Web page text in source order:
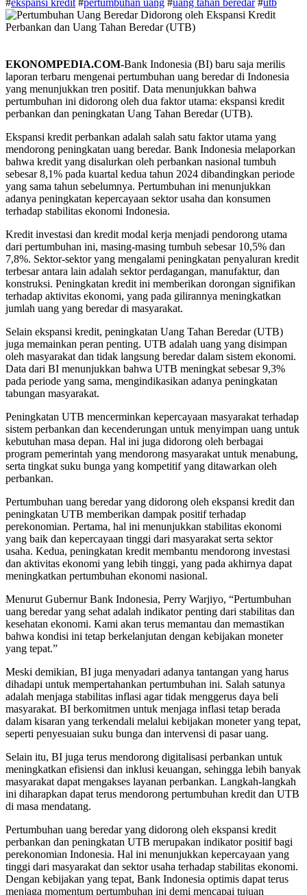
#ekspansi kredit #pertumbuhan uang #uang tahan beredar#utb
EKONOMPEDIA.COM-Bank Indonesia (BI) baru saja merilis
laporan terbaru mengenai pertumbuhan uang beredar di Indonesia
yang menunjukkan tren positif. Data menunjukkan bahwa
pertumbuhan ini didorong oleh dua faktor utama: ekspansi kredit
perbankan dan peningkatan Uang Tahan Beredar (UTB).
Ekspansi kredit perbankan adalah salah satu faktor utama yang
mendorong peningkatan uang beredar. Bank Indonesia melaporkan
bahwa kredit yang disalurkan oleh perbankan nasional tumbuh
sebesar 8,1% pada kuartal kedua tahun 2024 dibandingkan periode
yang sama tahun sebelumnya. Pertumbuhan ini menunjukkan
adanya peningkatan kepercayaan sektor usaha dan konsumen
terhadap stabilitas ekonomi Indonesia.
Kredit investasi dan kredit modal kerja menjadi pendorong utama
dari pertumbuhan ini, masing-masing tumbuh sebesar 10,5% dan
7,8%. Sektor-sektor yang mengalami peningkatan penyaluran kredit
terbesar antara lain adalah sektor perdagangan, manufaktur, dan
konstruksi. Peningkatan kredit ini memberikan dorongan signifikan
terhadap aktivitas ekonomi, yang pada gilirannya meningkatkan
jumlah uang yang beredar di masyarakat.
Selain ekspansi kredit, peningkatan Uang Tahan Beredar (UTB)
juga memainkan peran penting. UTB adalah uang yang disimpan
oleh masyarakat dan tidak langsung beredar dalam sistem ekonomi.
Data dari BI menunjukkan bahwa UTB meningkat sebesar 9,3%
pada periode yang sama, mengindikasikan adanya peningkatan
tabungan masyarakat.
Peningkatan UTB mencerminkan kepercayaan masyarakat terhadap
sistem perbankan dan kecenderungan untuk menyimpan uang untuk
kebutuhan masa depan. Hal ini juga didorong oleh berbagai
program pemerintah yang mendorong masyarakat untuk menabung,
serta tingkat suku bunga yang kompetitif yang ditawarkan oleh
perbankan.
Pertumbuhan uang beredar yang didorong oleh ekspansi kredit dan
peningkatan UTB memberikan dampak positif terhadap
perekonomian. Pertama, hal ini menunjukkan stabilitas ekonomi
yang baik dan kepercayaan tinggi dari masyarakat serta sektor
usaha. Kedua, peningkatan kredit membantu mendorong investasi
dan aktivitas ekonomi yang lebih tinggi, yang pada akhirnya dapat
meningkatkan pertumbuhan ekonomi nasional.
Menurut Gubernur Bank Indonesia, Perry Warjiyo, “Pertumbuhan
uang beredar yang sehat adalah indikator penting dari stabilitas dan
kesehatan ekonomi. Kami akan terus memantau dan memastikan
bahwa kondisi ini tetap berkelanjutan dengan kebijakan moneter
yang tepat.”
Meski demikian, BI juga menyadari adanya tantangan yang harus
dihadapi untuk mempertahankan pertumbuhan ini. Salah satunya
adalah menjaga stabilitas inflasi agar tidak menggerus daya beli
masyarakat. BI berkomitmen untuk menjaga inflasi tetap berada
dalam kisaran yang terkendali melalui kebijakan moneter yang tepat,
seperti penyesuaian suku bunga dan intervensi di pasar uang.
Selain itu, BI juga terus mendorong digitalisasi perbankan untuk
meningkatkan efisiensi dan inklusi keuangan, sehingga lebih banyak
masyarakat dapat mengakses layanan perbankan. Langkah-langkah
ini diharapkan dapat terus mendorong pertumbuhan kredit dan UTB
di masa mendatang.
Pertumbuhan uang beredar yang didorong oleh ekspansi kredit
perbankan dan peningkatan UTB merupakan indikator positif bagi
perekonomian Indonesia. Hal ini menunjukkan kepercayaan yang
tinggi dari masyarakat dan sektor usaha terhadap stabilitas ekonomi.
Dengan kebijakan yang tepat, Bank Indonesia optimis dapat terus
menjaga momentum pertumbuhan ini demi mencapai tujuan